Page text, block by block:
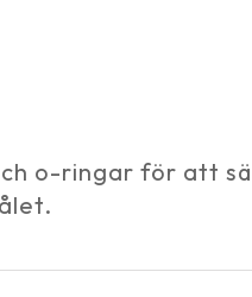
o-ringar för att